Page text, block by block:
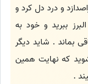
و درد دل کرد و
ببرید و خود به
بماند . شاید دیگر
که نهایت همین
.